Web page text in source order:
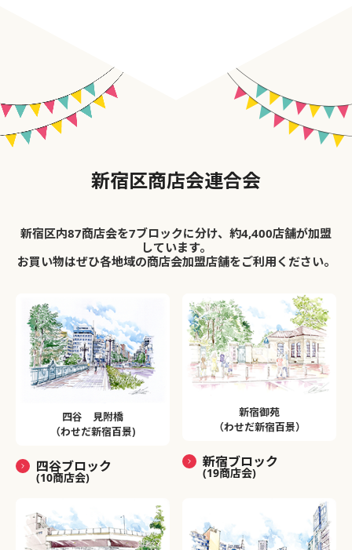
新宿区商店会連合会
新宿区内87商店会を7ブロックに分け、約4,400店舗が加盟
しています。
お買い物はぜひ各地域の商店会加盟店舗をご利用ください。
四谷 見附橋
（わせだ新宿百景)
四谷ブロック
(10商店会)
新宿御苑
（わせだ新宿百景）
新宿ブロック
(19商店会)